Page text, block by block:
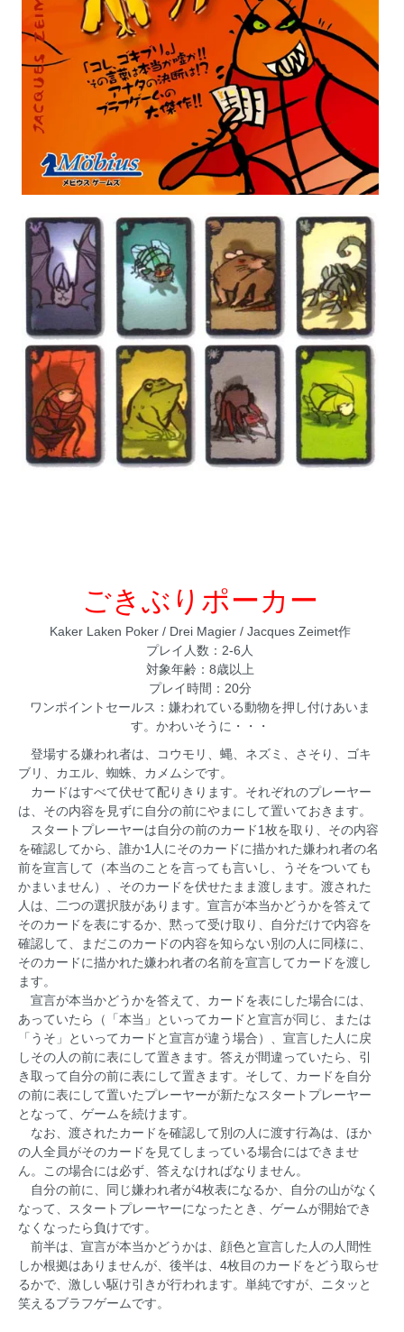
ごきぶりポーカー
Kaker Laken Poker / Drei Magier / Jacques Zeimet作
プレイ人数：2-6人
対象年齢：8歳以上
プレイ時間：20分
ワンポイントセールス：嫌われている動物を押し付けあいま
す。かわいそうに・・・
登場する嫌われ者は、コウモリ、蝿、ネズミ、さそり、ゴキ
ブリ、カエル、蜘蛛、カメムシです。
カードはすべて伏せて配りきります。それぞれのプレーヤー
は、その内容を見ずに自分の前にやまにして置いておきます。
スタートプレーヤーは自分の前のカード1枚を取り、その内容
を確認してから、誰か1人にそのカードに描かれた嫌われ者の名
前を宣言して（本当のことを言っても言いし、うそをついても
かまいません）、そのカードを伏せたまま渡します。渡された
人は、二つの選択肢があります。宣言が本当かどうかを答えて
そのカードを表にするか、黙って受け取り、自分だけで内容を
確認して、まだこのカードの内容を知らない別の人に同様に、
そのカードに描かれた嫌われ者の名前を宣言してカードを渡し
ます。
宣言が本当かどうかを答えて、カードを表にした場合には、
あっていたら（「本当」といってカードと宣言が同じ、または
「うそ」といってカードと宣言が違う場合）、宣言した人に戻
しその人の前に表にして置きます。答えが間違っていたら、引
き取って自分の前に表にして置きます。そして、カードを自分
の前に表にして置いたプレーヤーが新たなスタートプレーヤー
となって、ゲームを続けます。
なお、渡されたカードを確認して別の人に渡す行為は、ほか
の人全員がそのカードを見てしまっている場合にはできませ
ん。この場合には必ず、答えなければなりません。
自分の前に、同じ嫌われ者が4枚表になるか、自分の山がなく
なって、スタートプレーヤーになったとき、ゲームが開始でき
なくなったら負けです。
前半は、宣言が本当かどうかは、顔色と宣言した人の人間性
しか根拠はありませんが、後半は、4枚目のカードをどう取らせ
るかで、激しい駆け引きが行われます。単純ですが、ニタッと
笑えるブラフゲームです。